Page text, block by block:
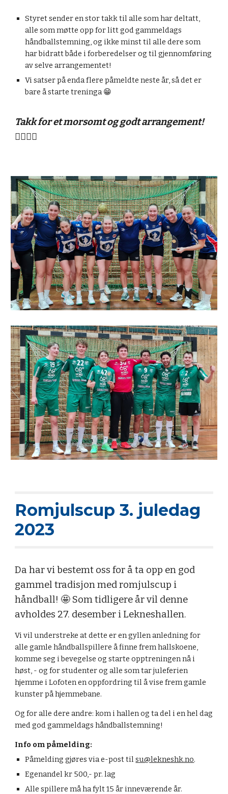
Styret sender en stor takk til alle som har deltatt,
alle som møtte opp for litt god gammeldags
håndballstemning, og ikke minst til alle dere som
har bidratt både i forberedelser og til gjennomføring
av selve arrangementet!
Vi satser på enda flere påmeldte neste år, så det er
bare å starte treninga 😁
Takk for et morsomt og godt arrangement!
🤾‍♂️🤾‍♀️
Romjulscup 3. juledag
2023
Da har vi bestemt oss for å ta opp en god
gammel tradisjon med romjulscup i
håndball! 🤩 Som tidligere år vil denne
avholdes 27. desember i Lekneshallen.
Vi vil understreke at dette er en gyllen anledning for
alle gamle håndballspillere å finne frem hallskoene,
komme seg i bevegelse og starte opptreningen nå i
høst, - og for studenter og alle som tar juleferien
hjemme i Lofoten en oppfordring til å vise frem gamle
kunster på hjemmebane.
Og for alle dere andre: kom i hallen og ta del i en hel dag
med god gammeldags håndballstemning!
Info om påmelding:
Påmelding gjøres via e-post tilsu@lekneshk.no.
Egenandel kr 500,- pr. lag
Alle spillere må ha fylt 15 år inneværende år.